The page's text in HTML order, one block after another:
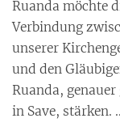
Ruanda möchte
Verbindung
unserer
und den
Ruanda, genauer
in Save, stärken.